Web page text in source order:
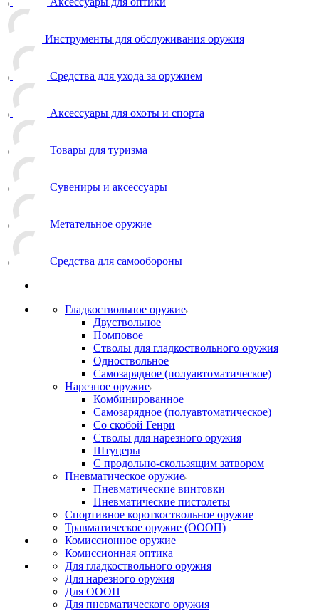
Инструменты для обслуживания оружия
Средства для ухода за оружием
Аксессуары для охоты и спорта
Товары для туризма
Сувениры и аксессуары
Метательное оружие
Средства для самообороны
Гладкоствольное оружие
Двуствольное
Помповое
Стволы для гладкоствольного оружия
Одноствольное
Самозарядное (полуавтоматическое)
Нарезное оружие
Комбинированное
Самозарядное (полуавтоматическое)
Со скобой Генри
Стволы для нарезного оружия
Штуцеры
С продольно-скользящим затвором
Пневматическое оружие
Пневматические винтовки
Пневматические пистолеты
Спортивное короткоствольное оружие
Травматическое оружие (ОООП)
Комиссионное оружие
Комиссионная оптика
Для гладкоствольного оружия
Для нарезного оружия
Для ОООП
Для пневматического оружия